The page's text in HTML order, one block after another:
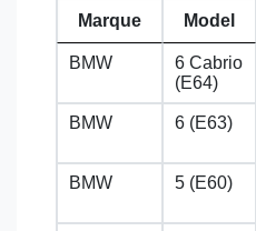
Marque Model
BMW
6 Cabrio
(E64)
BMW 6 (E63)
BMW 5 (E60)